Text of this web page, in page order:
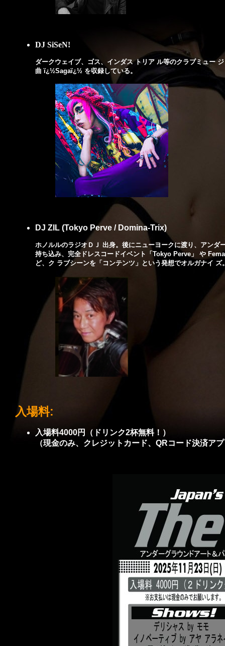
DJ SiSeN!
ダークウェイブ、ゴス、インダス トリア ル等のクラブミュー
曲 ï¿½Sagaï¿½ を収録している。
DJ ZIL (Tokyo Perve / Domina-Trix)
ホノルルのラジオＤＪ 出身。後にニューヨークに渡り、アン
持ち込み、完全ドレスコードイベント「Tokyo Perve」 や
ど、ク ラブシーンを「コンテンツ」という発想でオルガナイ
入場料:
入場料4000円（ドリンク2杯無料！）
（現金のみ、クレジットカード、QRコード決済ア